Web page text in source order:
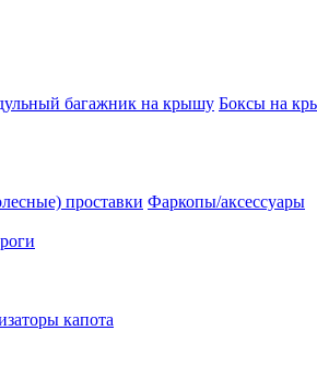
багажник на крышу Боксы на
проставки Фаркопы/аксессуары
капота